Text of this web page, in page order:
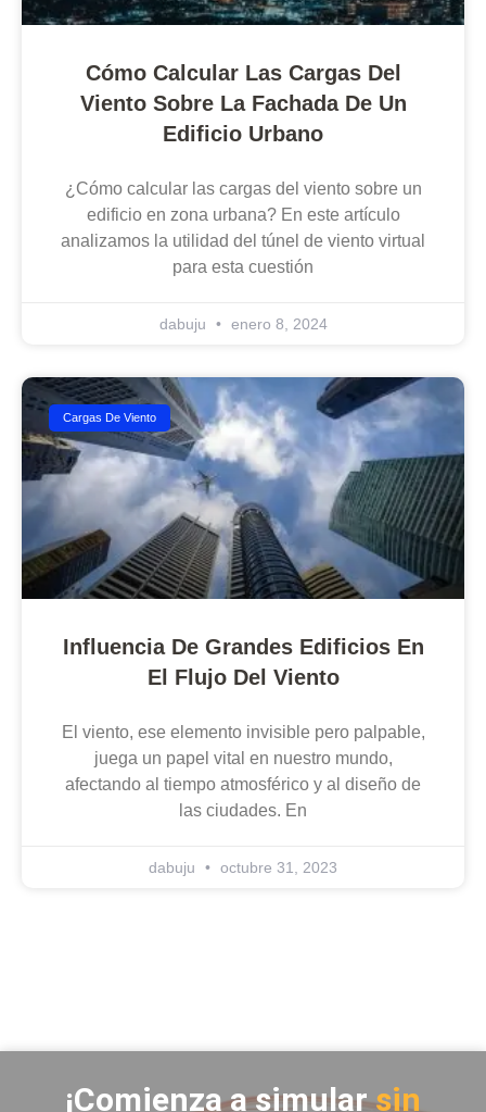
Cómo Calcular Las Cargas Del
Viento Sobre La Fachada De Un
Edificio Urbano
¿Cómo calcular las cargas del viento sobre un
edificio en zona urbana? En este artículo
analizamos la utilidad del túnel de viento virtual
para esta cuestión
dabuju enero 8, 2024
Cargas De Viento
Influencia De Grandes Edificios En
El Flujo Del Viento
El viento, ese elemento invisible pero palpable,
juega un papel vital en nuestro mundo,
afectando al tiempo atmosférico y al diseño de
las ciudades. En
dabuju octubre 31, 2023
¡Comienza a simularsin